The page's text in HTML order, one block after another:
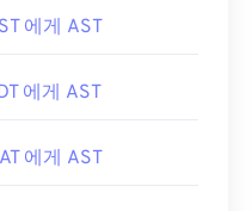
에게 AST
에게 AST
에게 AST